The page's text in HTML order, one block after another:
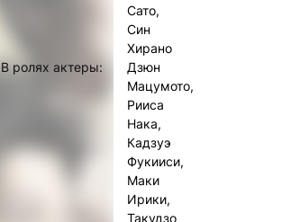
Сато,
Син
Хирано
В ролях актеры:
Дзюн
Мацумото,
Рииса
Нака,
Кадзуэ
Фукииси,
Маки
Ирики,
Такудзо